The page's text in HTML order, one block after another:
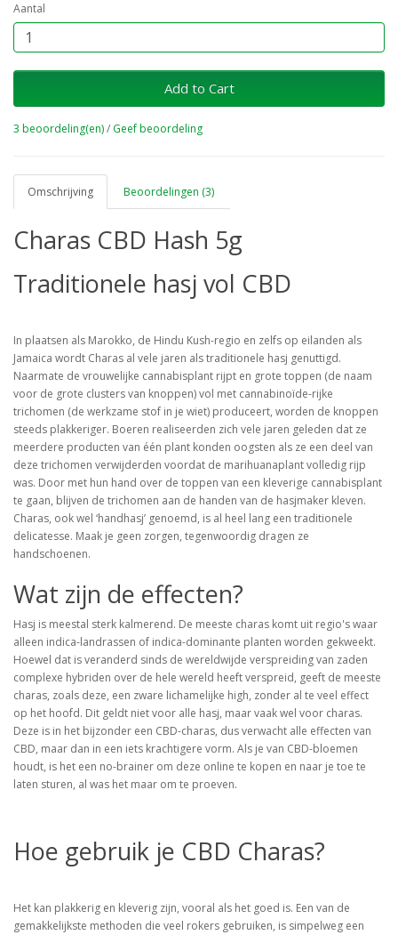
Aantal
Add to Cart
3 beoordeling(en)/ Geef beoordeling
Omschrijving Beoordelingen (3)
Charas CBD Hash 5g
Traditionele hasj vol CBD
In plaatsen als Marokko, de Hindu Kush-regio en zelfs op eilanden als
Jamaica wordt Charas al vele jaren als traditionele hasj genuttigd.
Naarmate de vrouwelijke cannabisplant rijpt en grote toppen (de naam
voor de grote clusters van knoppen) vol met cannabinoïde-rijke
trichomen (de werkzame stof in je wiet) produceert, worden de knoppen
steeds plakkeriger. Boeren realiseerden zich vele jaren geleden dat ze
meerdere producten van één plant konden oogsten als ze een deel van
deze trichomen verwijderden voordat de marihuanaplant volledig rijp
was. Door met hun hand over de toppen van een kleverige cannabisplant
te gaan, blijven de trichomen aan de handen van de hasjmaker kleven.
Charas, ook wel ‘handhasj’ genoemd, is al heel lang een traditionele
delicatesse. Maak je geen zorgen, tegenwoordig dragen ze
handschoenen.
Wat zijn de effecten?
Hasj is meestal sterk kalmerend. De meeste charas komt uit regio's waar
alleen indica-landrassen of indica-dominante planten worden gekweekt.
Hoewel dat is veranderd sinds de wereldwijde verspreiding van zaden
complexe hybriden over de hele wereld heeft verspreid, geeft de meeste
charas, zoals deze, een zware lichamelijke high, zonder al te veel effect
op het hoofd. Dit geldt niet voor alle hasj, maar vaak wel voor charas.
Deze is in het bijzonder een CBD-charas, dus verwacht alle effecten van
CBD, maar dan in een iets krachtigere vorm. Als je van CBD-bloemen
houdt, is het een no-brainer om deze online te kopen en naar je toe te
laten sturen, al was het maar om te proeven.
Hoe gebruik je CBD Charas?
Het kan plakkerig en kleverig zijn, vooral als het goed is. Een van de
gemakkelijkste methoden die veel rokers gebruiken, is simpelweg een